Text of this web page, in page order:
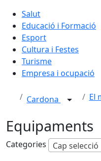
Salut
Educació i Formació
Esport
Cultura i Festes
Turisme
Empresa i ocupació
Cardona El
Equipaments
Categories Cap selecció